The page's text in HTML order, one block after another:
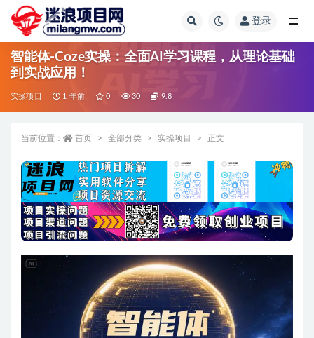
登录
智能体-Coze实操：全面AI学习课程，从理论基础
到实战应用！
实操项目 1 年前 0 30 9.8
当前位置： 首页 全部分类 实操项目 正文
全部